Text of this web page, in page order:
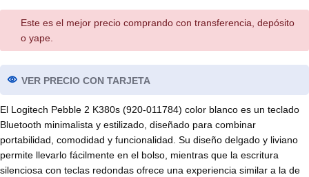
Este es el mejor precio comprando con transferencia, depósito
o yape.
VER PRECIO CON TARJETA
El Logitech Pebble 2 K380s (920-011784) color blanco es un teclado
Bluetooth minimalista y estilizado, diseñado para combinar
portabilidad, comodidad y funcionalidad. Su diseño delgado y liviano
permite llevarlo fácilmente en el bolso, mientras que la escritura
silenciosa con teclas redondas ofrece una experiencia similar a la de